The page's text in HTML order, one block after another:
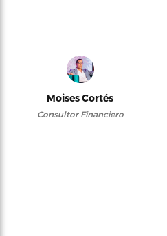
Moises Cortés
Consultor Financiero